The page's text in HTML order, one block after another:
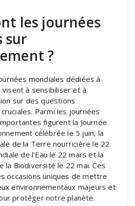
les journées
sur
?
mondiales dédiées à
visent à sensibiliser et à
sur des questions
Parmi les journées
figurent la Journée
célébrée le 5 juin, la
de la Terre nourricière le 22
de l’Eau le 22 mars et la
la Biodiversité le 22 mai. Ces
occasions uniques de mettre
environnementaux majeurs et
protéger notre planète.